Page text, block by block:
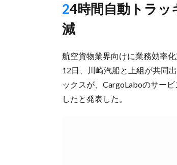
24時間自動トラッキングで国際輸送を可視化、担当者の負荷軽
減
航空貨物業界向けに業務効率
12日、川崎汽船と上組が共同
ックスが、CargoLaboのサー
したと発表した。